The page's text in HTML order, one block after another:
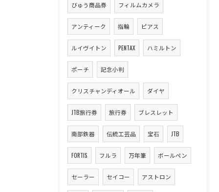
びゅう商品券 フィルムカメラ
アンティーク 指輪 ピアス
ルイヴイトン PENTAX ハミルトン
ポーチ 記念小判
クリスチャンディオール ダイヤ
JTB旅行券 旅行券 ブレスレット
南部鉄器 伝統工芸品 宝石 JTB
FORTIS フルラ 万年筆 ボールペン
セーラー セイコー アストロン